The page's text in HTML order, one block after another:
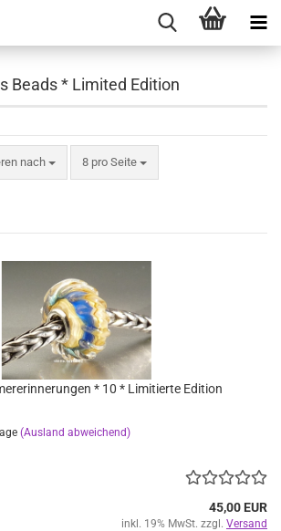
Beads * Limited Edition
nach
nach 8 pro Seite
pro Seite
* 10 * Limitierte Edition
(Ausland abweichend)
45,00 EUR
inkl. 19% MwSt. zzgl. Versand